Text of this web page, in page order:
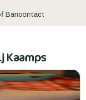
Bancontact
Kaamps